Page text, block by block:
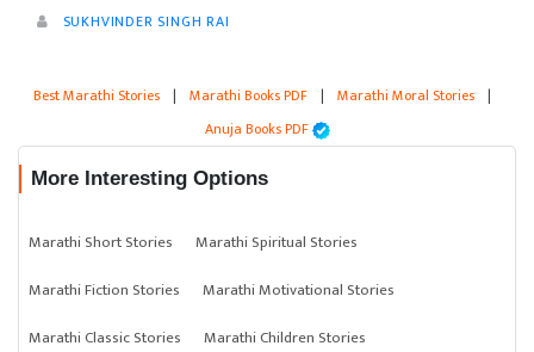
SUKHVINDER SINGH RAI
Best Marathi Stories | Marathi Books PDF | Marathi Moral Stories |
Anuja Books PDF
More Interesting Options
Marathi Short Stories
Marathi Spiritual Stories
Marathi Fiction Stories
Marathi Motivational Stories
Marathi Classic Stories
Marathi Children Stories